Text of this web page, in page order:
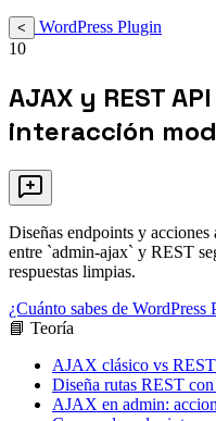
<
WordPress Plugin
10
AJAX y REST
interacción
Diseñas endpoints y
entre `admin-ajax` y REST
respuestas limpias.
¿Cuánto sabes de WordPress
📘 Teoría
AJAX clásico vs
Diseña rutas REST
AJAX en admin: